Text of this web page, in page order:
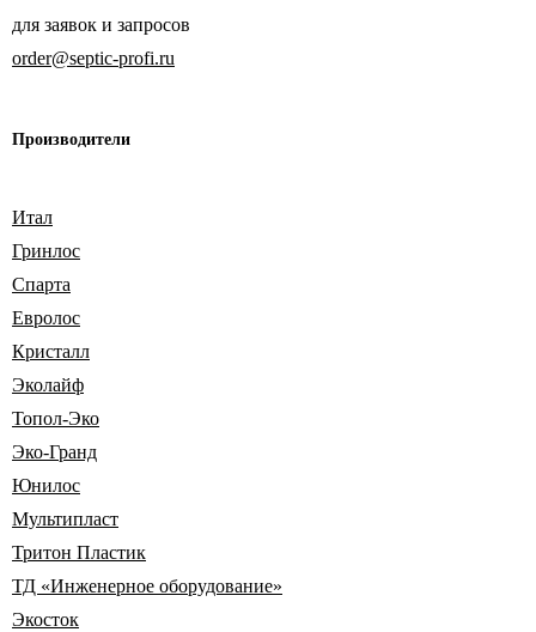
для заявок и запросов
order@septic-profi.ru
Производители
Итал
Гринлос
Спарта
Евролос
Кристалл
Эколайф
Топол-Эко
Эко-Гранд
Юнилос
Мультипласт
Тритон Пластик
ТД «Инженерное оборудование»
Экосток